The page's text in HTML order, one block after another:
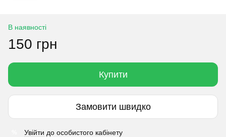
В наявності
150 грн
Купити
Замовити швидко
Увійти до особистого кабінету